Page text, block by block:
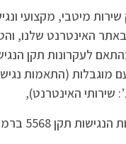
מיטבי, מקצועי
האינטרנט שלנו,
לעקרונות תקן
עם מוגבלות (התאמות